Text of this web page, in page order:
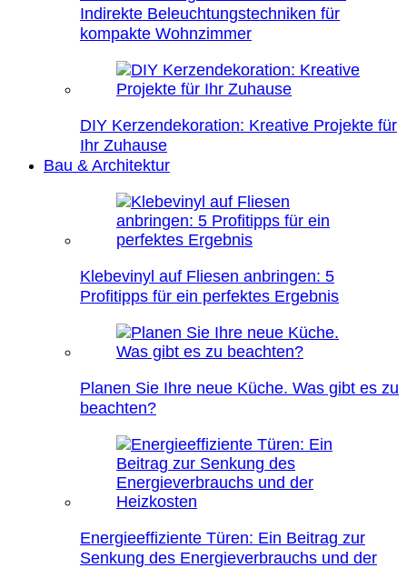
Indirekte Beleuchtungstechniken für
kompakte Wohnzimmer
DIY Kerzendekoration: Kreative Projekte für
Ihr Zuhause
Bau & Architektur
Klebevinyl auf Fliesen anbringen: 5
Profitipps für ein perfektes Ergebnis
Planen Sie Ihre neue Küche. Was gibt es zu
beachten?
Energieeffiziente Türen: Ein Beitrag zur
Senkung des Energieverbrauchs und der